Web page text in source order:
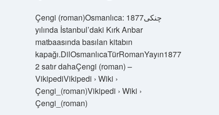
Çengi (roman)Osmanlıca: چنكى1877
yılında İstanbul’daki Kırk Anbar
matbaasında basılan kitabın
kapağı.DilOsmanlıcaTürRomanYayın1877
2 satır dahaÇengi (roman) –
VikipediVikipedi › Wiki ›
Çengi_(roman)Vikipedi › Wiki ›
Çengi_(roman)